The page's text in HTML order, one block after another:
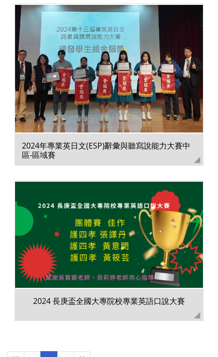
2024年專業英日文(ESP)辭彙與聽寫說能力大賽中
區-區域賽
2024 長庚盃全國大專院校專業英語口說大賽